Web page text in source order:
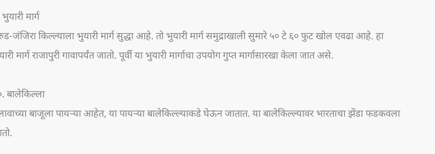
मार्ग
जंजिरा किल्ल्याला भुयारी मार्ग सुद्धा आहे. तो भुयारी मार्ग समुद्राखाली सुमारे ५० टे ६० फुट खोल एवढा आहे. हा
मार्ग राजापुरी गावापर्यंत जातो. पूर्वी या भुयारी मार्गाचा उपयोग गुप्त मार्गासारखा केला जात असे.
बालेकिल्ला
बाजूला पायऱ्या आहेत, या पायऱ्या बालेकिल्ल्याकडे घेऊन जातात. या बालेकिल्ल्यावर भारताचा झेंडा फडकवला